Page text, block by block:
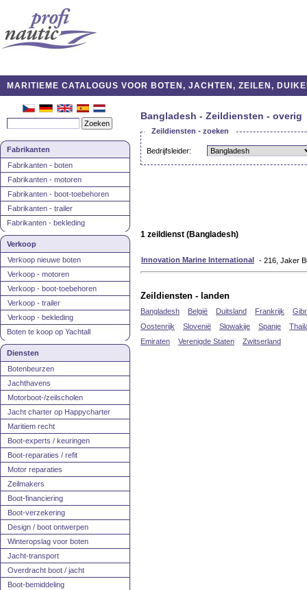
MARITIEME CATALOGUS VOOR BOTEN, JACHTEN, ZEILEN,
Fabrikanten
Fabrikanten - boten
Fabrikanten - motoren
Fabrikanten - boot-toebehoren
Fabrikanten - trailer
Fabrikanten - bekleding
Verkoop
Verkoop nieuwe boten
Verkoop - motoren
Verkoop - boot-toebehoren
Verkoop - trailer
Verkoop - bekleding
Boten te koop op Yachtall
Diensten
Botenbeurzen
Jachthavens
Motorboot-/zeilscholen
Jacht charter op Happycharter
Maritiem recht
Boot-experts / keuringen
Boot-reparaties / refit
Motor reparaties
Zeilmakers
Boot-financiering
Boot-verzekering
Design / boot ontwerpen
Winteropslag voor boten
Jacht-transport
Overdracht boot / jacht
Boot-bemiddeling
Bangladesh - Zeildiensten - overig
Zeildiensten - zoeken
Bedrijfsleider:
1 zeildienst (Bangladesh)
Innovation Marine International - 216, Jaker
Zeildiensten - landen
Bangladesh België Duitsland Frankrijk
Oostenrijk
Slovenië Slowakije Spanje
Emiraten
Verenigde Staten Zwitserland